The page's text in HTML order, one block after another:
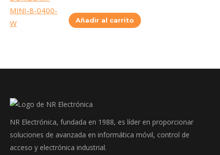
Añadir al carrito
NR Electrónica, fundada en 1988, es líder en proporcionar
soluciones de avanzada en informática móvil, control de
acceso y electrónica industrial.